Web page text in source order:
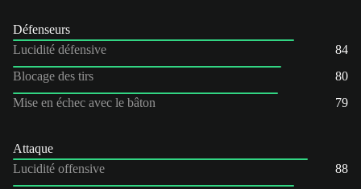
Défenseurs
Lucidité défensive
84
Blocage des tirs
80
Mise en échec avec le bâton
79
Attaque
Lucidité offensive
88